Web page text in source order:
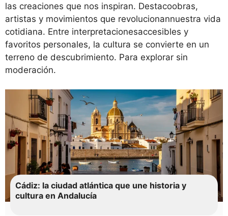
las creaciones que nos inspiran. Destacoobras,
artistas y movimientos que revolucionannuestra vida
cotidiana. Entre interpretacionesaccesibles y
favoritos personales, la cultura se convierte en un
terreno de descubrimiento. Para explorar sin
moderación.
Cádiz: la ciudad atlántica que une historia y
cultura en Andalucía